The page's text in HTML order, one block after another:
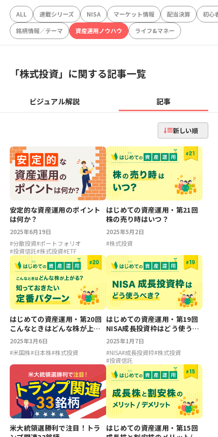
ALL 連載シリーズ NISA マーケット情報 配当決算
初心
銘柄情報／テーマ
資産運用ノウハウ ライフ&マネー
「株式投資」に関する記事一覧
ビジュアル解説 記事
新しい順
安定的な資産運用のポイント
は何か？
2025年6月19日
#分散投資#ポートフォリオ
#投資信託#株式投資#ETF
はじめての資産運用・第21回
株の売り時はいつ？
2025年5月2日
#株式投資
はじめての資産運用・第20回
こんなときはどんな株が上が
る？知っておきたい定番パタ
ーン
2025年3月6日
#米国株#日本株#株式投資
はじめての資産運用・第19回
NISA成長投資枠はどう使うべ
き？
2025年1月7日
#NISA#成長投資枠#株式投資
#投資信託
米大統領選勝利で注目！トラ
はじめての資産運用・第15回